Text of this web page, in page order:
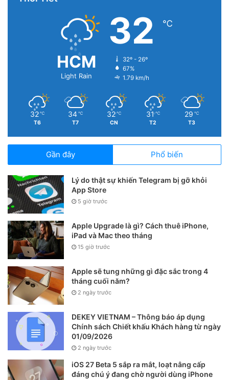
Chọn dữ liệu cần đồng bộ hóa lên iPhone.
3. Sử dụng tệp VCF
Đây là một lựa chọn tốt cho những ai chưa từng sao lưu
danh bạ trong tài khoản Google.
Đầu tiên, bạn hãy mở ứng dụng Contacts (danh bạ) trên
Android, nhấn vào biểu tượng menu ở góc trên bên trái và
chọn Settings (cài đặt).
HCM
Light Rain
32 ℃
32º - 26º
67%
1.79 km/h
32 ℃
T6
34 ℃
T7
32 ℃
CN
31 ℃
T2
29 ℃
T3
Gần đây Phổ biến
Lý do thật sự khiến Telegram bị gỡ khỏi
App Store
5 giờ trước
Apple Upgrade là gì? Cách thuê iPhone,
iPad và Mac theo tháng
15 giờ trước
Apple sẽ tung những gì đặc sắc trong 4
tháng cuối năm?
2 ngày trước
DEKEY VIETNAM – Thông báo áp dụng
Chính sách Chiết khấu Khách hàng từ ngày
01/09/2026
2 ngày trước
iOS 27 Beta 5 sắp ra mắt, loạt nâng cấp
đáng chú ý đang chờ người dùng iPhone